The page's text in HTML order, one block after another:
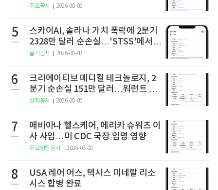
주요공시 2026-08-08
5
스카이AI, 솔라나 가치 폭락에 2분기
2328만 달러 순손실…'STSS'에서
사명·티커 변경 완료
실적공시 2026-08-08
6
크리에이티브 메디컬 테크놀로지, 2
분기 순손실 151만 달러…워런트 행
사로 446만 달러 조달
실적공시 2026-08-08
7
애비아나 헬스케어, 에리카 슈워츠 이
사 사임…미 CDC 국장 임명 영향
주요임원공시 2026-08-08
8
USA 레어 어스, 텍사스 미네랄 리소
시스 합병 완료